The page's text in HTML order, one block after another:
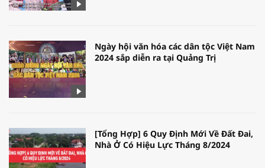
Ngày hội văn hóa các dân tộc Việt Nam
2024 sắp diễn ra tại Quảng Trị
[Tổng Hợp] 6 Quy Định Mới Về Đất Đai,
Nhà Ở Có Hiệu Lực Tháng 8/2024